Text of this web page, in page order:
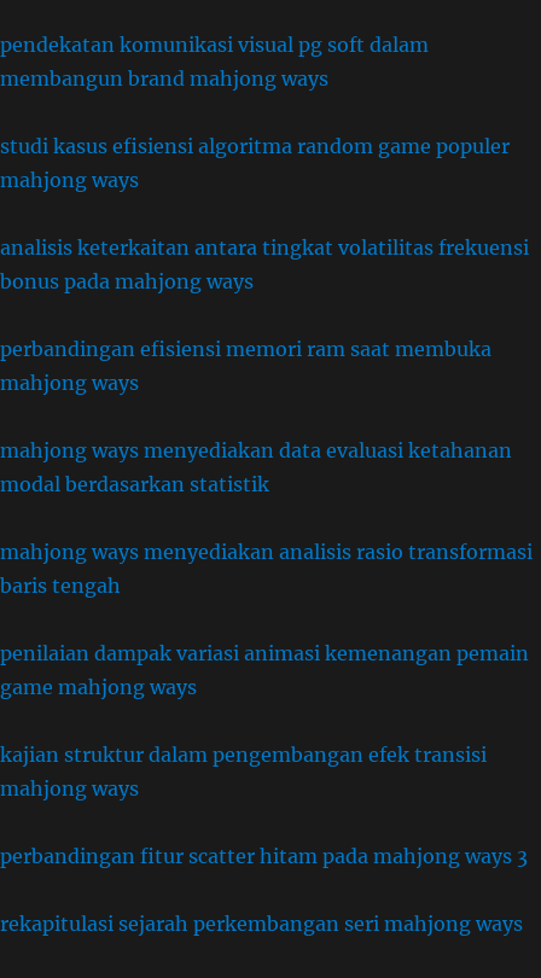
pendekatan komunikasi visual pg soft dalam
membangun brand mahjong ways
studi kasus efisiensi algoritma random game populer
mahjong ways
analisis keterkaitan antara tingkat volatilitas frekuensi
bonus pada mahjong ways
perbandingan efisiensi memori ram saat membuka
mahjong ways
mahjong ways menyediakan data evaluasi ketahanan
modal berdasarkan statistik
mahjong ways menyediakan analisis rasio transformasi
baris tengah
penilaian dampak variasi animasi kemenangan pemain
game mahjong ways
kajian struktur dalam pengembangan efek transisi
mahjong ways
perbandingan fitur scatter hitam pada mahjong ways 3
rekapitulasi sejarah perkembangan seri mahjong ways